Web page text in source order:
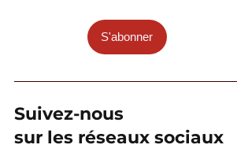
S'abonner
Suivez-nous
sur les réseaux sociaux